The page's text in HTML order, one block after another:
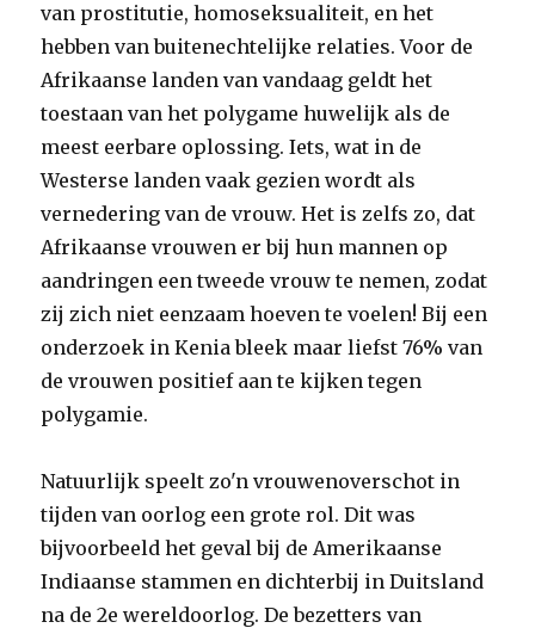
van prostitutie, homoseksualiteit, en het
hebben van buitenechtelijke relaties. Voor de
Afrikaanse landen van vandaag geldt het
toestaan van het polygame huwelijk als de
meest eerbare oplossing. Iets, wat in de
Westerse landen vaak gezien wordt als
vernedering van de vrouw. Het is zelfs zo, dat
Afrikaanse vrouwen er bij hun mannen op
aandringen een tweede vrouw te nemen, zodat
zij zich niet eenzaam hoeven te voelen! Bij een
onderzoek in Kenia bleek maar liefst 76% van
de vrouwen positief aan te kijken tegen
polygamie.
Natuurlijk speelt zo'n vrouwenoverschot in
tijden van oorlog een grote rol. Dit was
bijvoorbeeld het geval bij de Amerikaanse
Indiaanse stammen en dichterbij in Duitsland
na de 2e wereldoorlog. De bezetters van